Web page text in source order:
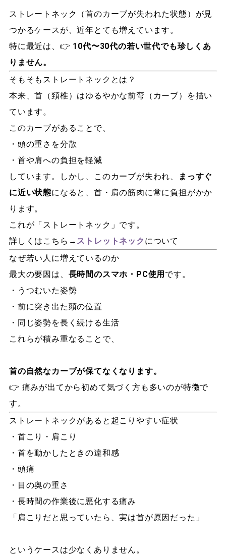
ストレートネック（首のカーブが失われた状態）が見
つかるケースが、近年とても増えています。
特に最近は、👉 10代〜30代の若い世代でも珍しくあ
りません。
そもそもストレートネックとは？
本来、首（頚椎）はゆるやかな前弯（カーブ）を描い
ています。
このカーブがあることで、
・頭の重さを分散
・首や肩への負担を軽減
しています。しかし、このカーブが失われ、
まっすぐ
に近い状態になると、首・肩の筋肉に常に負担がかか
ります。
これが「ストレートネック」です。
詳しくはこちら→ ストレットネック について
なぜ若い人に増えているのか
最大の要因は、 長時間のスマホ・PC使用 です。
・うつむいた姿勢
・前に突き出た頭の位置
・同じ姿勢を長く続ける生活
これらが積み重なることで、
首の自然なカーブが保てなくなります。
👉 痛みが出てから初めて気づく方も多いのが特徴で
す。
ストレートネックがあると起こりやすい症状
・首こり・肩こり
・首を動かしたときの違和感
・頭痛
・目の奥の重さ
・長時間の作業後に悪化する痛み
「肩こりだと思っていたら、実は首が原因だった」
というケースは少なくありません。